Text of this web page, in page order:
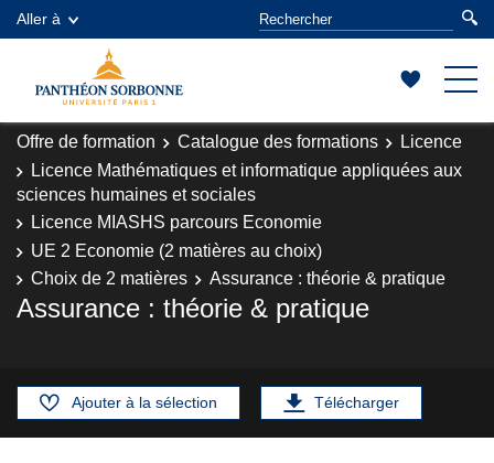
Aller à
Offre de formation Catalogue des formations
Licence
Licence Mathématiques et informatique appliquées aux
sciences humaines et sociales
Licence MIASHS parcours Economie
UE 2 Economie (2 matières au choix)
Choix de 2 matières
Assurance : théorie & pratique
Assurance : théorie & pratique
Ajouter à la sélection Télécharger